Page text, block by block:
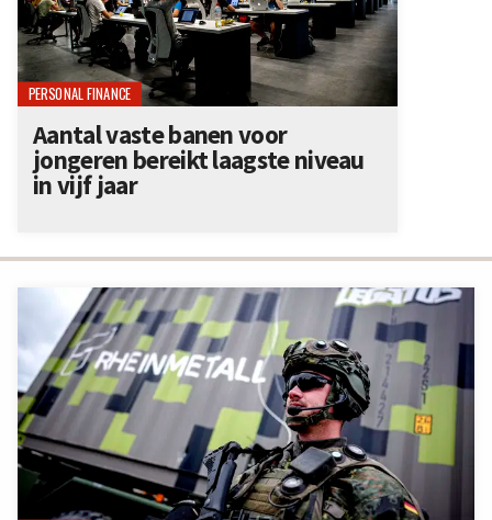
PERSONAL FINANCE
Aantal vaste banen voor
jongeren bereikt laagste niveau
in vijf jaar